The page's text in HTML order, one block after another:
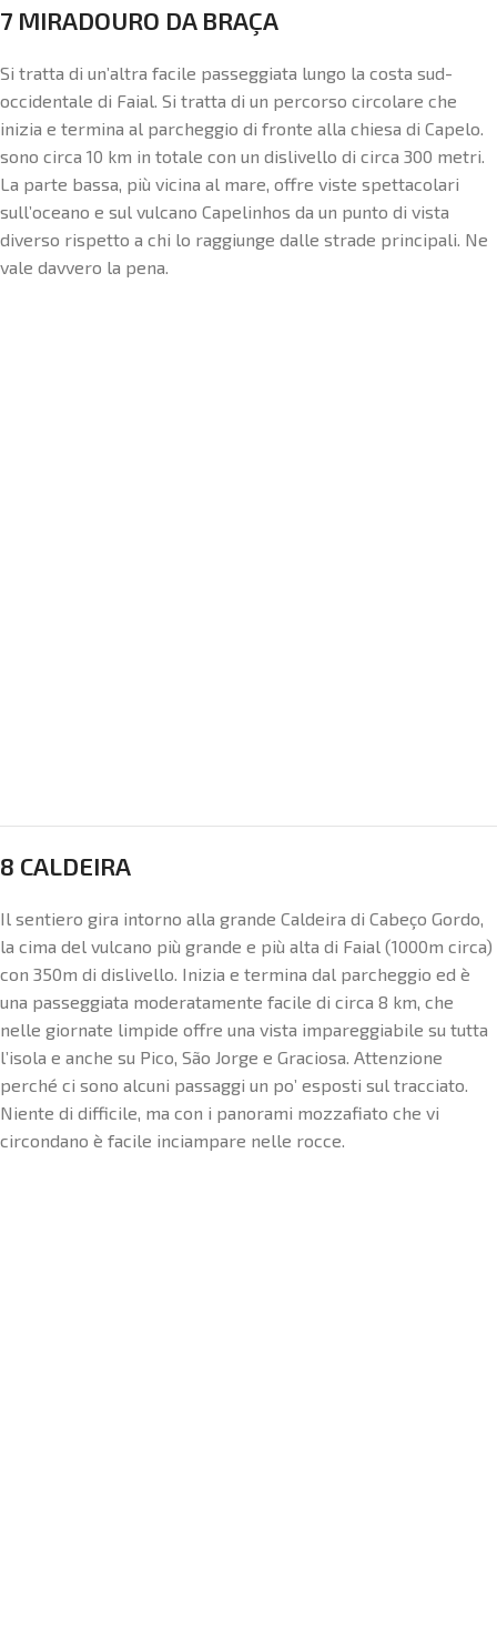
7 MIRADOURO DA BRAÇA
Si tratta di un’altra facile passeggiata lungo la costa sud-
occidentale di Faial. Si tratta di un percorso circolare che
inizia e termina al parcheggio di fronte alla chiesa di Capelo.
sono circa 10 km in totale con un dislivello di circa 300 metri.
La parte bassa, più vicina al mare, offre viste spettacolari
sull’oceano e sul vulcano Capelinhos da un punto di vista
diverso rispetto a chi lo raggiunge dalle strade principali. Ne
vale davvero la pena.
8 CALDEIRA
Il sentiero gira intorno alla grande Caldeira di Cabeço Gordo,
la cima del vulcano più grande e più alta di Faial (1000m circa)
con 350m di dislivello. Inizia e termina dal parcheggio ed è
una passeggiata moderatamente facile di circa 8 km, che
nelle giornate limpide offre una vista impareggiabile su tutta
l’isola e anche su Pico, São Jorge e Graciosa. Attenzione
perché ci sono alcuni passaggi un po’ esposti sul tracciato.
Niente di difficile, ma con i panorami mozzafiato che vi
circondano è facile inciampare nelle rocce.